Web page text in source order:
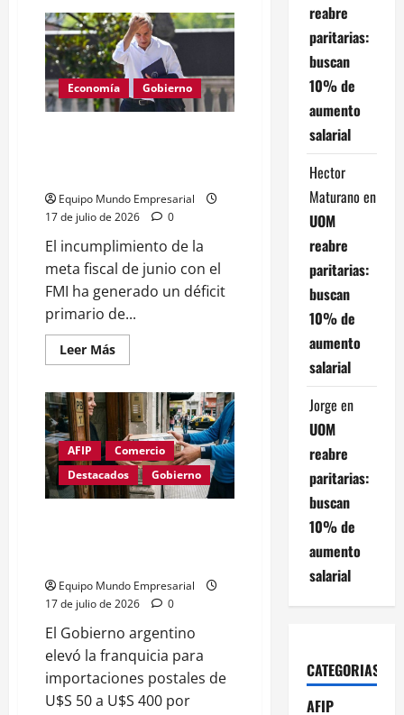
Tenso
cruce
de
Milei
en
la
Bolsa:
defensa
Economía Gobierno
Equipo Mundo Empresarial
17 de julio de 2026
0
El incumplimiento de la
meta fiscal de junio con el
FMI ha generado un déficit
primario de...
Leer MásLeer
más
Déficit
fiscal
de
$696.843
M
en
junio:
impacto
en
AFIP
Comercio
Destacados
Gobierno
Equipo Mundo Empresarial
17 de julio de 2026
0
El Gobierno argentino
elevó la franquicia para
importaciones postales de
U$S 50 a U$S 400 por
reabre
paritarias:
buscan
10% de
aumento
salarial
Hector
Maturano en
UOM
reabre
paritarias:
buscan
10% de
aumento
salarial
Jorge en
UOM
reabre
paritarias:
buscan
10% de
aumento
salarial
CATEGORIAS
AFIP